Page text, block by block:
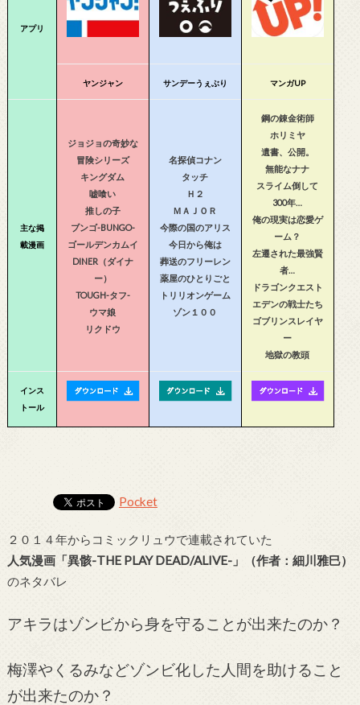
アプリ
ヤンジャン サンデーうぇぶり マンガUP
主な掲
載漫画
ジョジョの奇妙な
冒険シリーズ
キングダム
嘘喰い
推しの子
ブンゴ-BUNGO-
ゴールデンカムイ
DINER（ダイナ
ー）
TOUGH-タフ-
ウマ娘
リクドウ
名探偵コナン
タッチ
Ｈ２
ＭＡＪＯＲ
今際の国のアリス
今日から俺は
葬送のフリーレン
薬屋のひとりごと
トリリオンゲーム
ゾン１００
鋼の錬金術師
ホリミヤ
遺書、公開。
無能なナナ
スライム倒して
300年…
俺の現実は恋愛ゲ
ーム？
左遷された最強賢
者…
ドラゴンクエスト
エデンの戦士たち
ゴブリンスレイヤ
ー
地獄の教頭
インス
トール
Pocket
２０１４年からコミックリュウで連載されていた
人気漫画「異骸-THE PLAY DEAD/ALIVE-」（作者：細川雅巳）
のネタバレ
アキラはゾンビから身を守ることが出来たのか？
梅澤やくるみなどゾンビ化した人間を助けること
が出来たのか？